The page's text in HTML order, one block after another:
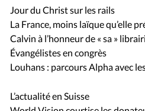
Jour du Christ sur les rails
La France, moins laïque qu’elle
Calvin à l’honneur de « sa »
Évangélistes en congrès
Louhans : parcours Alpha avec
L’actualité en Suisse